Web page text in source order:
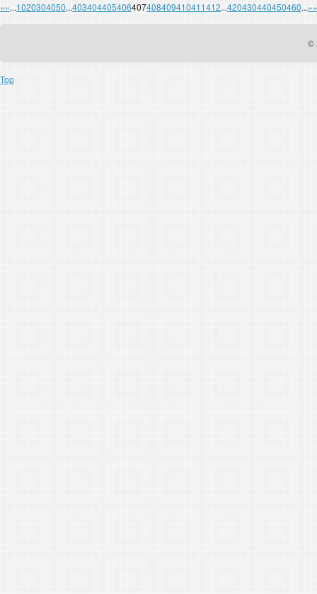
««...1020304050...403404405406407408409410411412...420430440450460...»»
©
Top